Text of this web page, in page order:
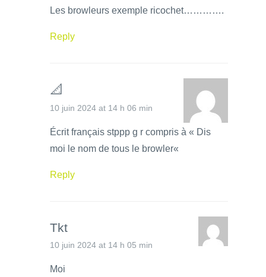
Les browleurs exemple ricochet………….
Reply
📐
10 juin 2024 at 14 h 06 min
Écrit français stppp g r compris à « Dis
moi le nom de tous le browler«
Reply
Tkt
10 juin 2024 at 14 h 05 min
Moi